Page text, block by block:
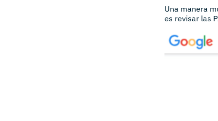
Una manera
es revisar las